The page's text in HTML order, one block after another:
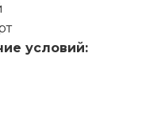
условий: